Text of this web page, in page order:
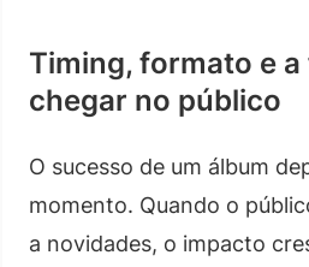
Timing, formato e
chegar no público
O sucesso de um álbum
momento. Quando o
a novidades, o impacto